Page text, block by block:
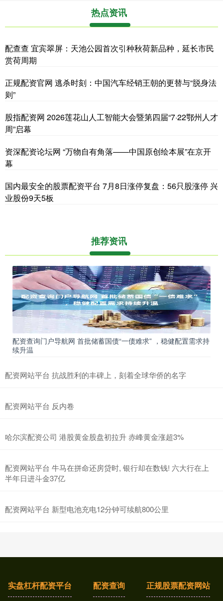
热点资讯
配查查 宜宾翠屏：天池公园首次引种秋荷新品种，延长市民
赏荷周期
正规配资官网 逃杀时刻：中国汽车经销王朝的更替与“脱身法
则”
股指配资网 2026莲花山人工智能大会暨第四届“7·22鄂州人才
周”启幕
资深配资论坛网 “万物自有角落——中国原创绘本展”在京开
幕
国内最安全的股票配资平台 7月8日涨停复盘：56只股涨停 兴
业股份9天5板
推荐资讯
配资查询门户导航网 首批储蓄国债“一债难求” ，稳健配置需求持
续升温
配资网站平台 抗战胜利的丰碑上，刻着全球华侨的名字
配资网站平台 反内卷
哈尔滨配资公司 港股黄金股盘初拉升 赤峰黄金涨超3%
配资网站平台 牛马在拼命还房贷时, 银行却在数钱! 六大行在上
半年日进斗金37亿
配资网站平台 新型电池充电12分钟可续航800公里
实盘杠杆配资平台 配资查询 正规股票配资网站